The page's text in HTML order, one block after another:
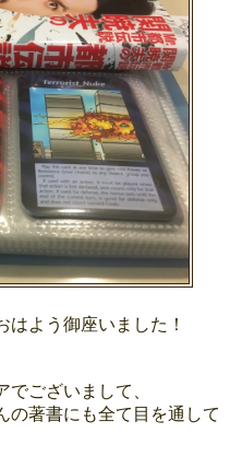
よう御座いました！
ございまして、
著書にも全て目を通して